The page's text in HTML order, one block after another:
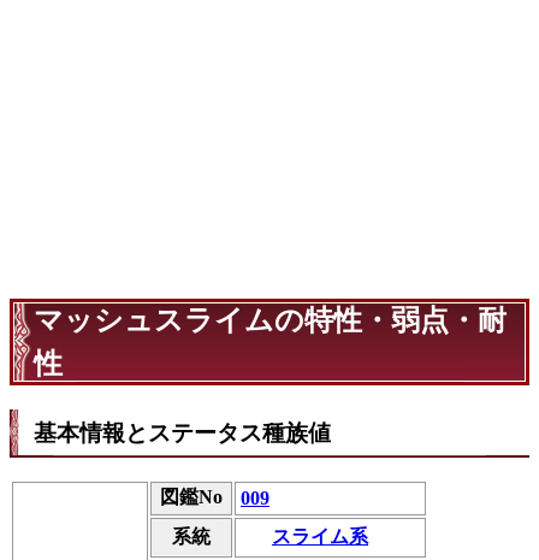
マッシュスライムの特性・弱点・耐
性
基本情報とステータス種族値
図鑑No
009
系統
スライム系